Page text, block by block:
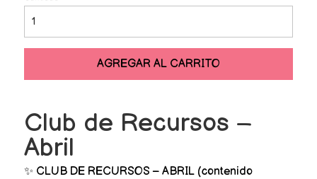
AGREGAR AL CARRITO
Club de Recursos –
Abril
✨ CLUB DE RECURSOS – ABRIL (contenido